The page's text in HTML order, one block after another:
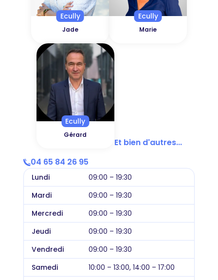
Ecully
Jade
Ecully
Marie
Ecully
Gérard
Et bien d'autres...
04 65 84 26 95
Lundi
09:00 – 19:30
Mardi
09:00 – 19:30
Mercredi
09:00 – 19:30
Jeudi
09:00 – 19:30
Vendredi
09:00 – 19:30
Samedi
10:00 – 13:00, 14:00 – 17:00